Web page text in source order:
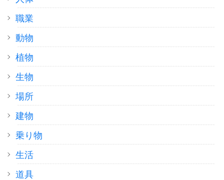
職業
動物
植物
生物
場所
建物
乗り物
生活
道具